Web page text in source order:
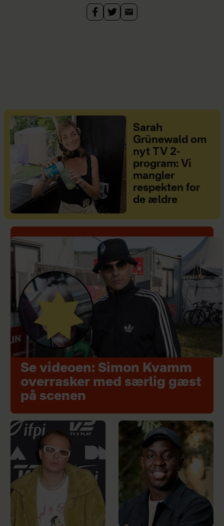
Sarah
Grünewald om
nyt TV 2-
program: Vi
mangler
respekten for
de ældre
Se videoen: Simon Kvamm
overrasker med særlig gæst
på scenen